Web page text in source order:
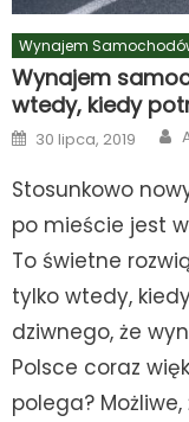
Wynajem
Wynajem
wtedy, kiedy
Posted
on
30 lipca, 2019
Stosunkowo
po mieście jest
To świetne
tylko wtedy,
dziwnego, że
Polsce coraz
polega?